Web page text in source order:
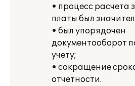
• процесс расчета
платы был
• был упорядочен
документооборот
учету;
• сокращение
отчетности.